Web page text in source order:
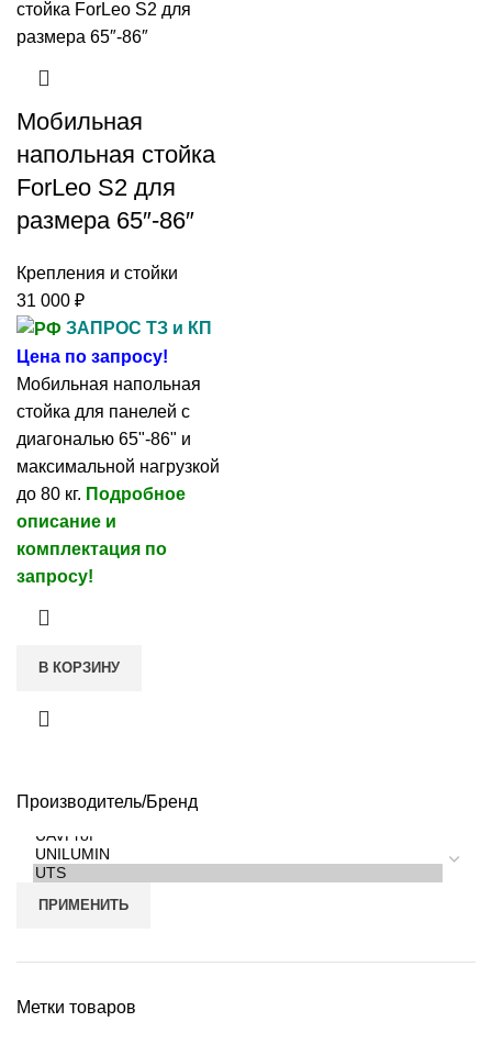
Производитель/Бренд
ПРИМЕНИТЬ
Метки товаров
Мобильная
напольная стойка
ForLeo S2 для
размера 65″-86″
Крепления и стойки
31 000 ₽
ЗАПРОС ТЗ и КП
Цена по запросу!
Мобильная напольная
стойка для панелей с
диагональю 65"-86" и
максимальной нагрузкой
до 80 кг. Подробное
описание и
комплектация по
запросу!
В КОРЗИНУ